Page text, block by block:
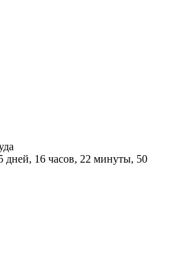
дней, 16 часов, 22 минуты, 49